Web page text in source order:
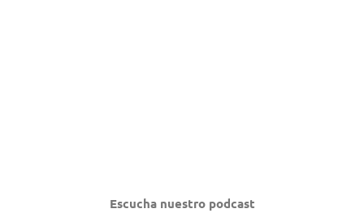
Escucha nuestro podcast